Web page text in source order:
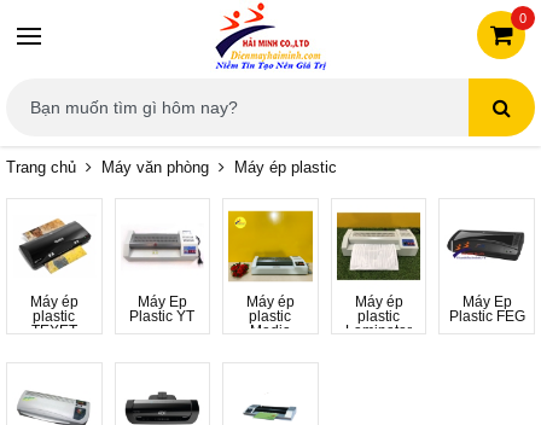
0
Trang chủ Máy văn phòng Máy ép plastic
Máy ép
plastic
TEXET
Máy Ép
Plastic YT
Máy ép
plastic
Media
Máy ép
plastic
Laminator
Máy Ép
Plastic FEG